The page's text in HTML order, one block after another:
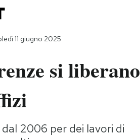
11 giugno 2025
si liberano
2006 per dei lavori di